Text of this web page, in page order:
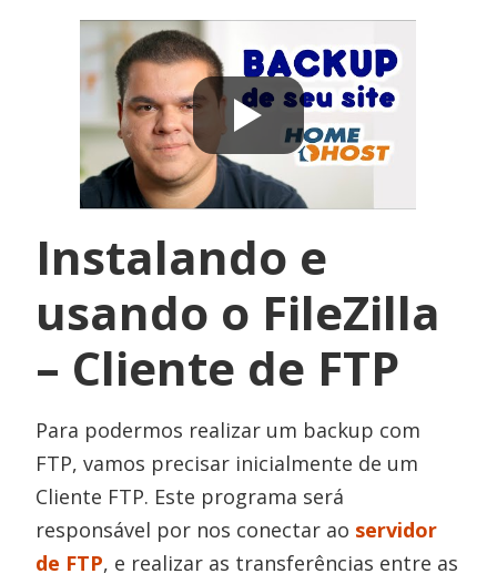
Instalando e
usando o FileZilla
– Cliente de FTP
Para podermos realizar um backup com
FTP, vamos precisar inicialmente de um
Cliente FTP. Este programa será
responsável por nos conectar ao servidor
de FTP, e realizar as transferências entre as